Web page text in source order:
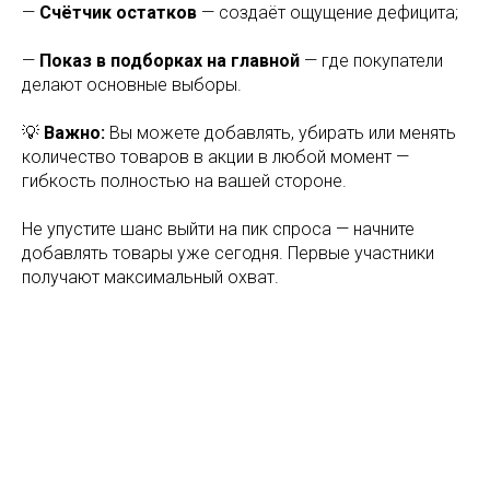
— Счётчик остатков — создаёт ощущение дефицита;
— Показ в подборках на главной — где покупатели
делают основные выборы.
💡 Важно: Вы можете добавлять, убирать или менять
количество товаров в акции в любой момент —
гибкость полностью на вашей стороне.
Не упустите шанс выйти на пик спроса — начните
добавлять товары уже сегодня. Первые участники
получают максимальный охват.